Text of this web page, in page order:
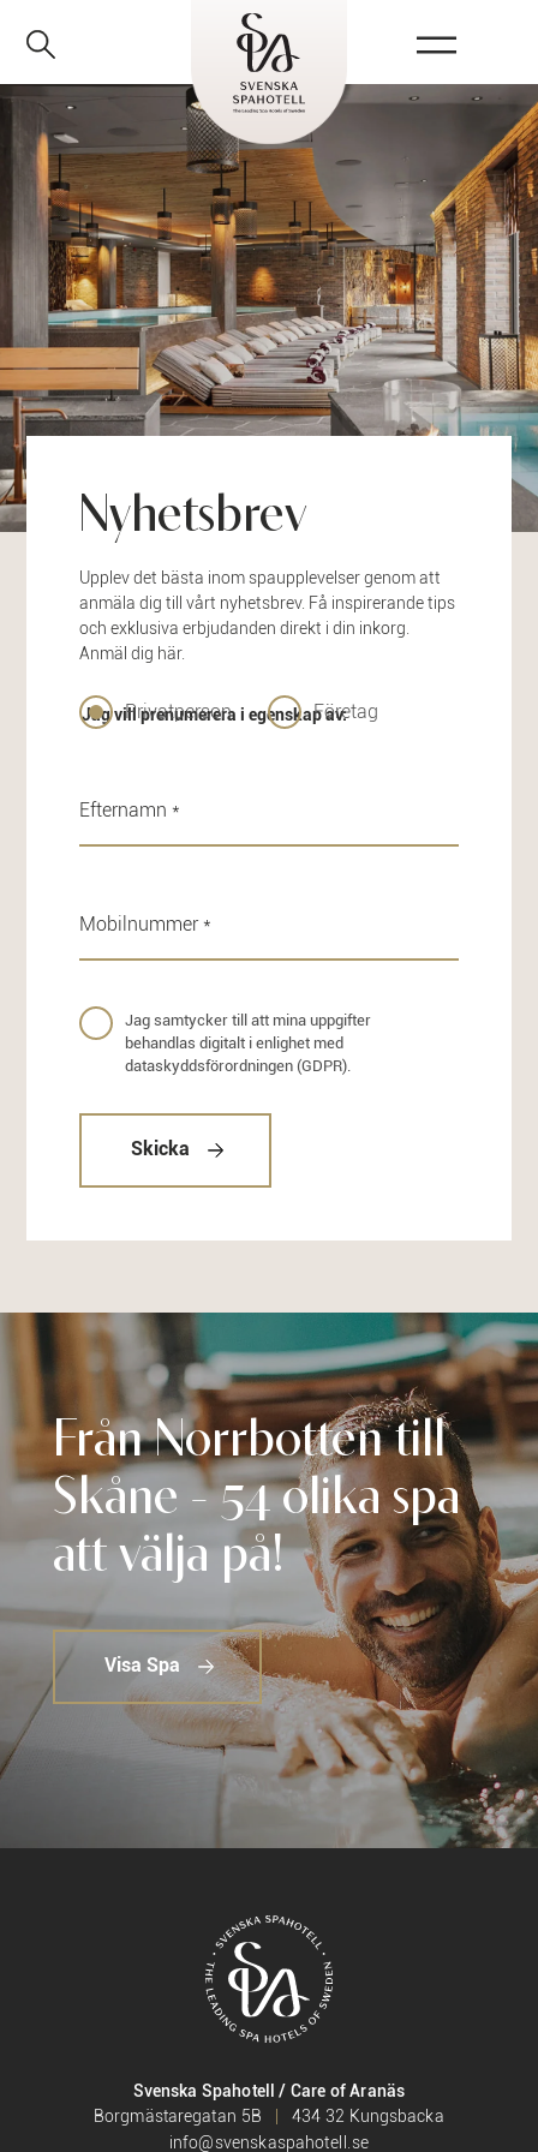
Nyhetsbrev
Upplev det bästa inom spaupplevelser genom att
anmäla dig till vårt nyhetsbrev. Få inspirerande tips
och exklusiva erbjudanden direkt i din inkorg.
Anmäl dig här.
Jag vill prenumerera i egenskap av:
Privatperson Företag
Jag samtycker till att mina uppgifter
behandlas digitalt i enlighet med
dataskyddsförordningen (GDPR).
Skicka
Från Norrbotten till
Skåne - 54 olika spa
att välja på!
Visa Spa
Svenska Spahotell / Care of Aranäs
Borgmästaregatan 5B
434 32 Kungsbacka
info@svenskaspahotell.se